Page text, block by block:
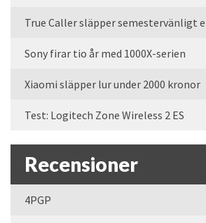
True Caller släpper semestervänligt
Sony firar tio år med 1000X-serien
Xiaomi släpper lur under 2000 kronor
Test: Logitech Zone Wireless 2 ES
Recensioner
4PGP